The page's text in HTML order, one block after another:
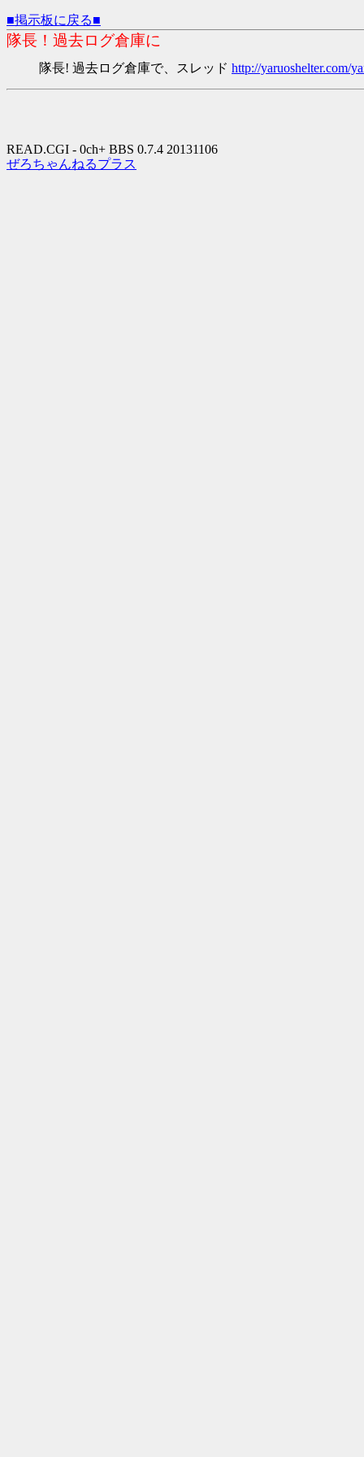
■掲示板に戻る■
隊長！過去ログ倉庫に
隊長! 過去ログ倉庫で、スレッド http://yaruoshelter.com/
READ.CGI - 0ch+ BBS 0.7.4 20131106
ぜろちゃんねるプラス